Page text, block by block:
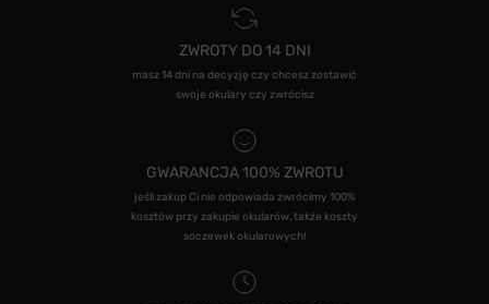
ZWROTY DO 14 DNI
masz 14 dni na decyzję czy chcesz zostawić
swoje okulary czy zwrócisz
GWARANCJA 100% ZWROTU
jeśli zakup Ci nie odpowiada zwrócimy 100%
kosztów przy zakupie okularów, także koszty
soczewek okularowych!